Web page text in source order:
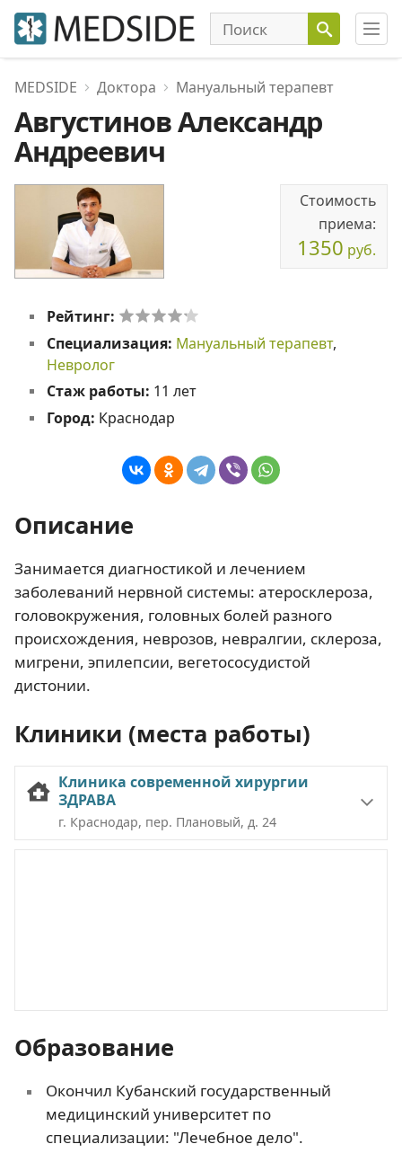
MEDSIDE Доктора Мануальный терапевт
Августинов Александр
Андреевич
Стоимость
приема:
1350 руб.
Рейтинг:
Специализация: Мануальный терапевт,
Невролог
Стаж работы: 11 лет
Город: Краснодар
Описание
Занимается диагностикой и лечением
заболеваний нервной системы: атеросклероза,
головокружения, головных болей разного
происхождения, неврозов, невралгии, склероза,
мигрени, эпилепсии, вегетососудистой
дистонии.
Клиники (места работы)
Клиника современной хирургии
ЗДРАВА
г. Краснодар, пер. Плановый, д. 24
Образование
Окончил Кубанский государственный
медицинский университет по
специализации: "Лечебное дело".